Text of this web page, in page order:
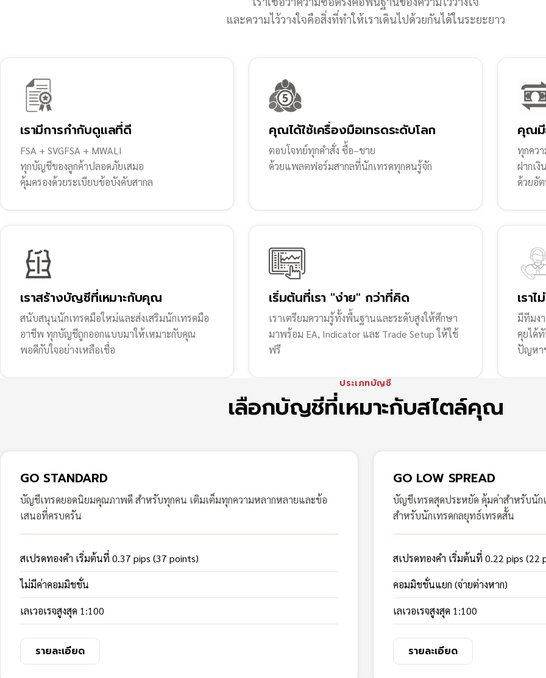
และความไว้วางใจคือสิ่งที่ทำให้เราเดินไปด้วยกันได้ในระยะยาว
เรามีการกำกับดูแลที่ดี
FSA + SVGFSA + MWALI
ทุกบัญชีของลูกค้าปลอดภัยเสมอ
คุ้มครองด้วยระเบียบข้อบังคับสากล
คุณได้ใช้เครื่องมือเทรดระดับโลก
ตอบโจทย์ทุกคำสั่ง ซื้อ–ขาย
ด้วยแพลตฟอร์มสากลที่นักเทรดทุกคนรู้จัก
คุณมี
ทุกควา
ฝากเงิ
ด้วยอั
เราสร้างบัญชีที่เหมาะกับคุณ
สนับสนุนนักเทรดมือใหม่และส่งเสริมนักเทรดมือ
อาชีพ ทุกบัญชีถูกออกแบบมาให้เหมาะกับคุณ
พอดีกับใจอย่างเหลือเชื่อ
เริ่มต้นที่เรา "ง่าย" กว่าที่คิด
เราเตรียมความรู้ทั้งพื้นฐานและระดับสูงให้ศึกษา
มาพร้อม EA, Indicator และ Trade Setup ให้ใช้
ฟรี
เรา
มีทีมง
คุยได้
ปัญหา
ประเภทบัญชี
เลือกบัญชีที่เหมาะกับสไตล์คุณ
GO STANDARD
บัญชีเทรดยอดนิยมคุณภาพดี สำหรับทุกคน เติมเต็มทุกความหลากหลายและข้อ
เสนอที่ครบครัน
สเปรดทองคำ เริ่มต้นที่ 0.37 pips (37 points)
ไม่มีค่าคอมมิชชั่น
เลเวอเรจสูงสุด 1:100
รายละเอียด
GO LOW SPREAD
บัญชีเทรดสุดประหยัด คุ้มค่าสำหรับนัก
สำหรับนักเทรดกลยุทธ์เทรดสั้น
สเปรดทองคำ เริ่มต้นที่ 0.22 pips (22
คอมมิชชั่นแยก (จ่ายต่างหาก)
เลเวอเรจสูงสุด 1:100
รายละเอียด